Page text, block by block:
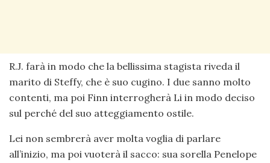
R.J. farà in modo che la bellissima stagista riveda il
marito di Steffy, che è suo cugino. I due sanno molto
contenti, ma poi Finn interrogherà Li in modo deciso
sul perché del suo atteggiamento ostile.
Lei non sembrerà aver molta voglia di parlare
all’inizio, ma poi vuoterà il sacco: sua sorella Penelope